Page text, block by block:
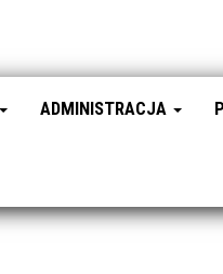
ADMINISTRACJA